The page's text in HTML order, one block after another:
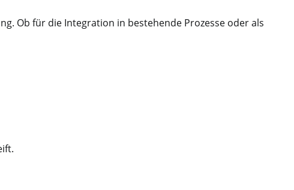
Ob für die Integration in bestehende Prozesse oder als